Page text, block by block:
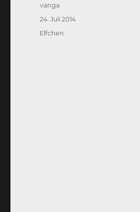
Autor
vanga
Veröffentlicht
am
24. Juli 2014
Kategorien
Elfchen